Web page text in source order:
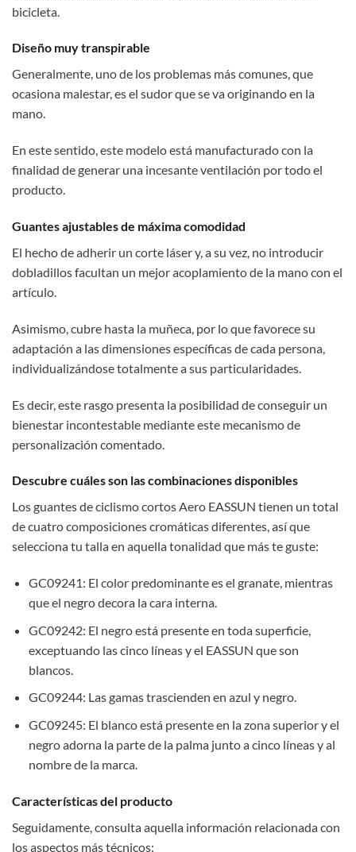
bicicleta.
Diseño muy transpirable
Generalmente, uno de los problemas más comunes, que
ocasiona malestar, es el sudor que se va originando en la
mano.
En este sentido, este modelo está manufacturado con la
finalidad de generar una incesante ventilación por todo el
producto.
Guantes ajustables de máxima comodidad
El hecho de adherir un corte láser y, a su vez, no introducir
dobladillos facultan un mejor acoplamiento de la mano con el
artículo.
Asimismo, cubre hasta la muñeca, por lo que favorece su
adaptación a las dimensiones específicas de cada persona,
individualizándose totalmente a sus particularidades.
Es decir, este rasgo presenta la posibilidad de conseguir un
bienestar incontestable mediante este mecanismo de
personalización comentado.
Descubre cuáles son las combinaciones disponibles
Los guantes de ciclismo cortos Aero EASSUN tienen un total
de cuatro composiciones cromáticas diferentes, así que
selecciona tu talla en aquella tonalidad que más te guste:
GC09241: El color predominante es el granate, mientras
que el negro decora la cara interna.
GC09242: El negro está presente en toda superficie,
exceptuando las cinco líneas y el EASSUN que son
blancos.
GC09244: Las gamas trascienden en azul y negro.
GC09245: El blanco está presente en la zona superior y el
negro adorna la parte de la palma junto a cinco líneas y al
nombre de la marca.
Características del producto
Seguidamente, consulta aquella información relacionada con
los aspectos más técnicos: